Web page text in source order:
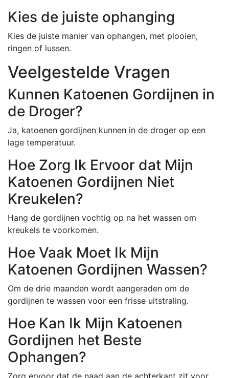
Kies de juiste ophanging
Kies de juiste manier van ophangen, met plooien,
ringen of lussen.
Veelgestelde Vragen
Kunnen Katoenen Gordijnen in
de Droger?
Ja, katoenen gordijnen kunnen in de droger op een
lage temperatuur.
Hoe Zorg Ik Ervoor dat Mijn
Katoenen Gordijnen Niet
Kreukelen?
Hang de gordijnen vochtig op na het wassen om
kreukels te voorkomen.
Hoe Vaak Moet Ik Mijn
Katoenen Gordijnen Wassen?
Om de drie maanden wordt aangeraden om de
gordijnen te wassen voor een frisse uitstraling.
Hoe Kan Ik Mijn Katoenen
Gordijnen het Beste
Ophangen?
Zorg ervoor dat de naad aan de achterkant zit voor